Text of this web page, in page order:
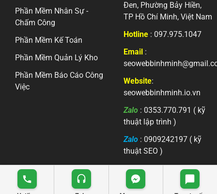
Phần Mềm Nhân Sự -
Chấm Công
Phần Mềm Kế Toán
Phần Mềm Quản Lý Kho
Phần Mềm Báo Cáo Công
Việc
Đen, Phường Bảy Hiền,
TP Hồ Chí Minh, Việt Nam
Hotline: 097.975.1047
Email :
Website:
seowebbinhminh.io.vn
Zalo: 0353.770.791 ( kỹ
thuật lập trình )
Zalo: 0909242197 ( kỹ
thuật SEO )
Copyright 2026 © seowebbinhminh.com